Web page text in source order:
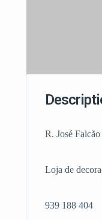
R. José
Loja de
939 188 404